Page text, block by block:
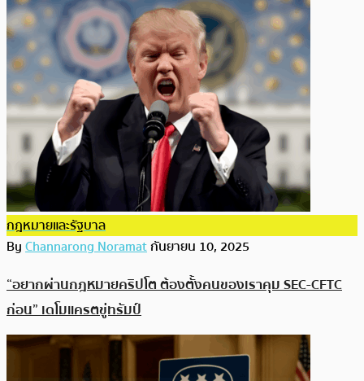
กฎหมายและรัฐบาล
ByChannarong Noramatกันยายน 10, 2025
“อยากผ่านกฎหมายคริปโต ต้องตั้งคนของเราคุม SEC-CFTC
ก่อน” เดโมแครตขู่ทรัมป์